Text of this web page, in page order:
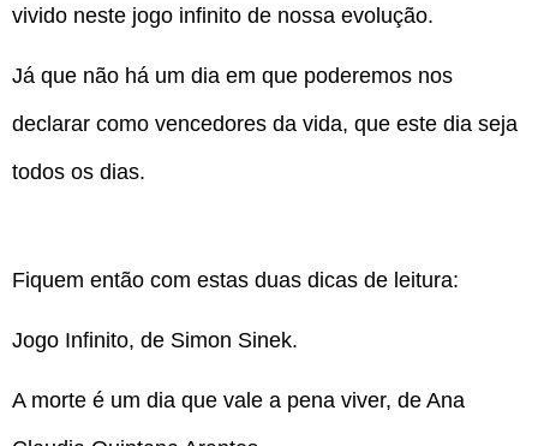
vivido neste jogo infinito de nossa evolução.
Já que não há um dia em que poderemos nos
declarar como vencedores da vida, que este dia seja
todos os dias.
Fiquem então com estas duas dicas de leitura:
Jogo Infinito, de Simon Sinek.
A morte é um dia que vale a pena viver, de Ana